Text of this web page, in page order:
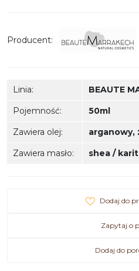
Producent:
Linia:
BEAUTE
Pojemność:
50ml
Zawiera olej: arganowy,
Zawiera masło: shea /
Dodaj do
Zapytaj o
Dodaj do